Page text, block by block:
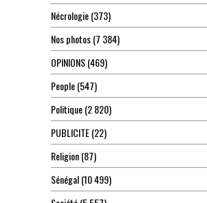
Nécrologie(373)
Nos photos(7 384)
OPINIONS(469)
People(547)
Politique(2 820)
PUBLICITE(22)
Religion(87)
Sénégal(10 499)